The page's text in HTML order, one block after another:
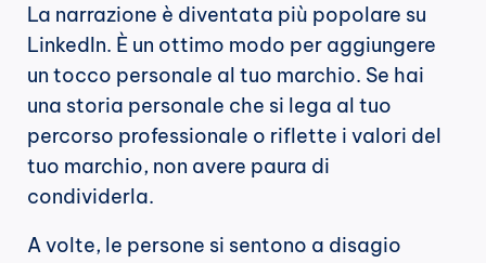
La narrazione è diventata più popolare su
LinkedIn. È un ottimo modo per aggiungere
un tocco personale al tuo marchio. Se hai
una storia personale che si lega al tuo
percorso professionale o riflette i valori del
tuo marchio, non avere paura di
condividerla.
A volte, le persone si sentono a disagio